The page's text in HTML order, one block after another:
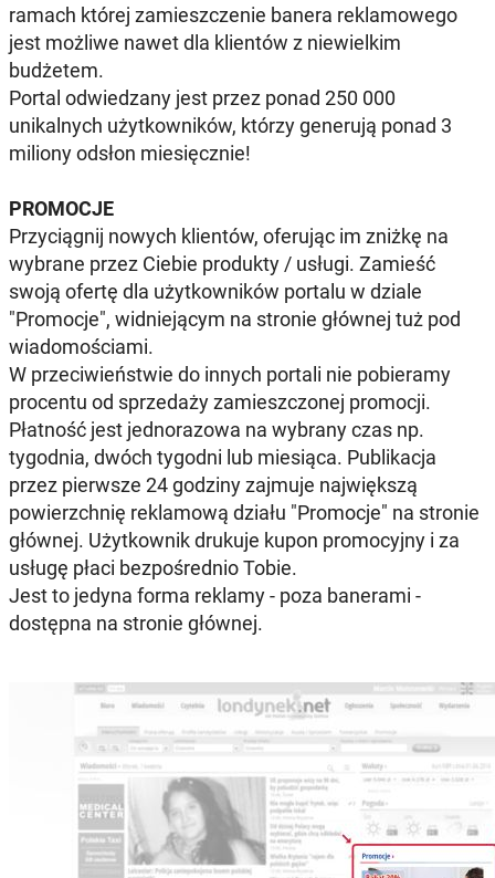
ramach której zamieszczenie banera reklamowego
jest możliwe nawet dla klientów z niewielkim
budżetem.
Portal odwiedzany jest przez ponad 250 000
unikalnych użytkowników, którzy generują ponad 3
miliony odsłon miesięcznie!
PROMOCJE
Przyciągnij nowych klientów, oferując im zniżkę na
wybrane przez Ciebie produkty / usługi. Zamieść
swoją ofertę dla użytkowników portalu w dziale
"Promocje", widniejącym na stronie głównej tuż pod
wiadomościami.
W przeciwieństwie do innych portali nie pobieramy
procentu od sprzedaży zamieszczonej promocji.
Płatność jest jednorazowa na wybrany czas np.
tygodnia, dwóch tygodni lub miesiąca. Publikacja
przez pierwsze 24 godziny zajmuje największą
powierzchnię reklamową działu "Promocje" na stronie
głównej. Użytkownik drukuje kupon promocyjny i za
usługę płaci bezpośrednio Tobie.
Jest to jedyna forma reklamy - poza banerami -
dostępna na stronie głównej.